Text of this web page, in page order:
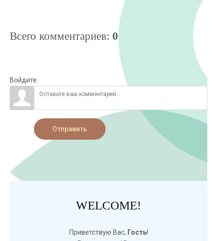
Всего комментариев: 0
Войдите:
Отправить
WELCOME!
Приветствую Вас, Гость!